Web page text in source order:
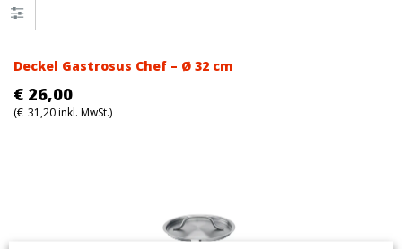
Deckel Gastrosus Chef – Ø 32 cm
€ 26,00
(€ 31,20inkl. MwSt.)